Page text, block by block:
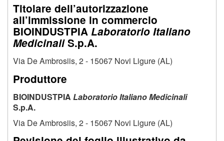
Titolare dell’autorizzazione
all’immissione in commercio
BIOINDUSTPIA Laboratorio Italiano
MedicinaliS.p.A.
Via De Ambrosiis, 2 - 15067 Novi Ligure (AL)
Produttore
BIOINDUSTPIA Laboratorio Italiano Medicinali
S.p.A.
Via De Ambrosiis, 2 - 15067 Novi Ligure (AL)